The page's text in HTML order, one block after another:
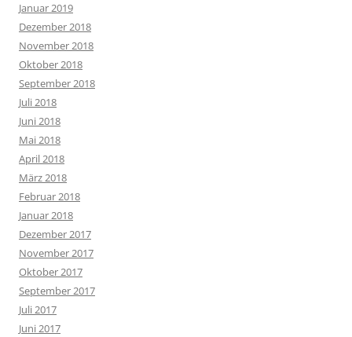
Januar 2019
Dezember 2018
November 2018
Oktober 2018
September 2018
Juli 2018
Juni 2018
Mai 2018
April 2018
März 2018
Februar 2018
Januar 2018
Dezember 2017
November 2017
Oktober 2017
September 2017
Juli 2017
Juni 2017